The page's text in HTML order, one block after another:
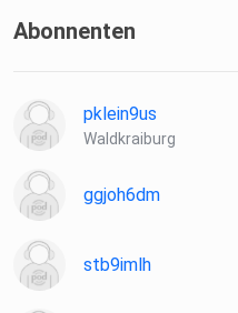
Abonnenten
pklein9us
Waldkraiburg
ggjoh6dm
stb9imlh